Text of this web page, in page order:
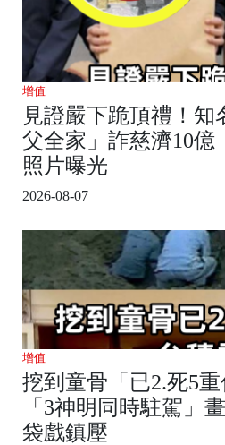
增值
見證嚴下跪頂禮！知
父全家」詐慈濟10
照片曝光
2026-08-07
增值
挖到童骨「已2.死5
「3神明同時駐駕」
袋戲鎮壓